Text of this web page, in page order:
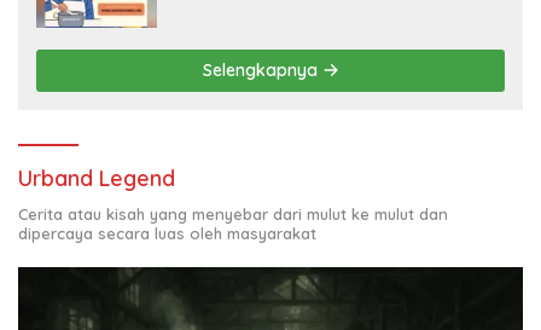
Selengkapnya
Urband Legend
Cerita atau kisah yang menyebar dari mulut ke mulut dan
dipercaya secara luas oleh masyarakat